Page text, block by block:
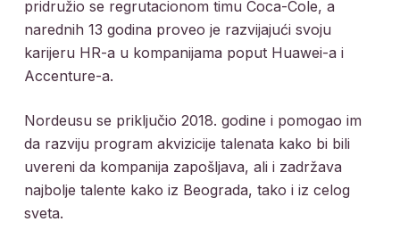
pridružio se regrutacionom timu Coca-Cole, a
narednih 13 godina proveo je razvijajući svoju
karijeru HR-a u kompanijama poput Huawei-a i
Accenture-a.
Nordeusu se priključio 2018. godine i pomogao im
da razviju program akvizicije talenata kako bi bili
uvereni da kompanija zapošljava, ali i zadržava
najbolje talente kako iz Beograda, tako i iz celog
sveta.